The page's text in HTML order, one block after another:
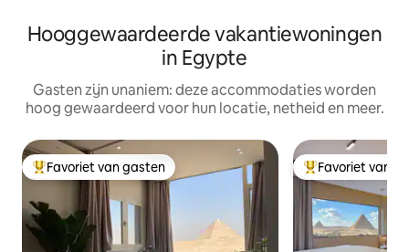
Hooggewaardeerde vakantiewoningen
in Egypte
Gasten zijn unaniem: deze accommodaties worden
hoog gewaardeerd voor hun locatie, netheid en meer.
Topfavoriet van gasten
Favoriet van gasten Topfavoriet van
Favoriet van